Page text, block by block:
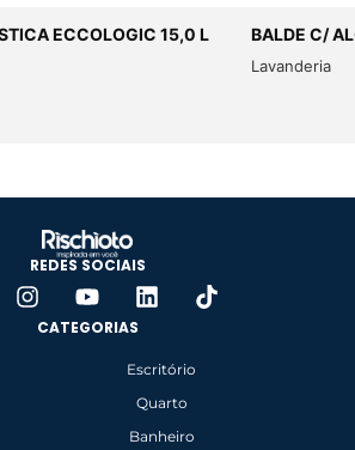
ECCOLOGIC 15,0 L BALDE C/
Lavanderia
REDES SOCIAIS
CATEGORIAS
Escritório
Quarto
Banheiro